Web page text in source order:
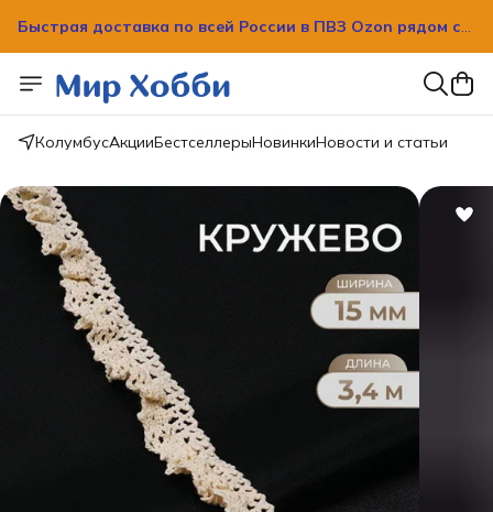
вашим домом!
Быстрая доставка по всей России в ПВЗ Ozon рядом с
вашим домом!
КолумбусАкцииБестселлерыНовинкиНовости и статьи